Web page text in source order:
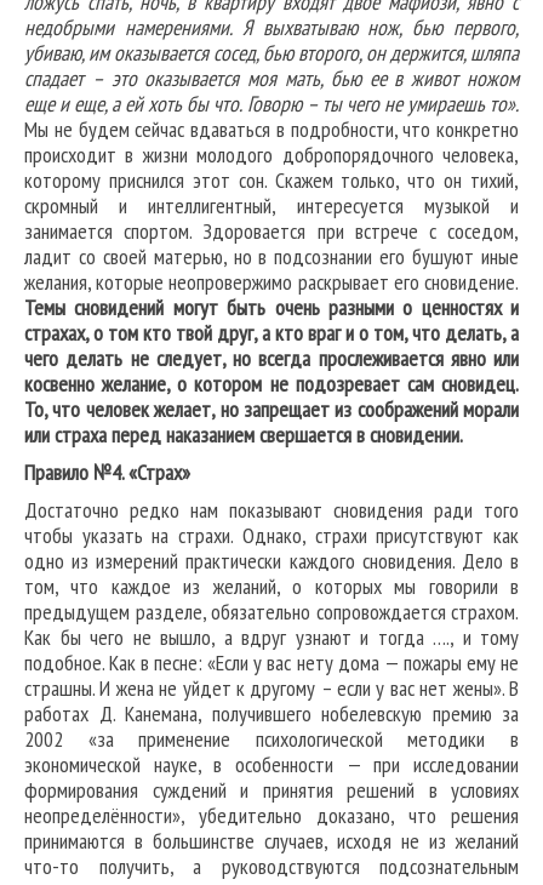
недобрыми намерениями. Я выхватываю нож, бью первого,
убиваю, им оказывается сосед, бью второго, он держится, шляпа
спадает – это оказывается моя мать, бью ее в живот ножом
еще и еще, а ей хоть бы что. Говорю – ты чего не умираешь то».
Мы не будем сейчас вдаваться в подробности, что конкретно
происходит в жизни молодого добропорядочного человека,
которому приснился этот сон. Скажем только, что он тихий,
скромный и интеллигентный, интересуется музыкой и
занимается спортом. Здоровается при встрече с соседом,
ладит со своей матерью, но в подсознании его бушуют иные
желания, которые неопровержимо раскрывает его сновидение.
Темы сновидений могут быть очень разными о ценностях и
страхах, о том кто твой друг, а кто враг и о том, что делать, а
чего делать не следует, но всегда прослеживается явно или
косвенно желание, о котором не подозревает сам сновидец.
То, что человек желает, но запрещает из соображений морали
или страха перед наказанием свершается в сновидении.
Правило №4. «Страх»
Достаточно редко нам показывают сновидения ради того
чтобы указать на страхи. Однако, страхи присутствуют как
одно из измерений практически каждого сновидения. Дело в
том, что каждое из желаний, о которых мы говорили в
предыдущем разделе, обязательно сопровождается страхом.
Как бы чего не вышло, а вдруг узнают и тогда …., и тому
подобное. Как в песне: «Если у вас нету дома — пожары ему не
страшны. И жена не уйдет к другому – если у вас нет жены». В
работах Д. Канемана, получившего нобелевскую премию за
2002 «за применение психологической методики в
экономической науке, в особенности — при исследовании
формирования суждений и принятия решений в условиях
неопределённости», убедительно доказано, что решения
принимаются в большинстве случаев, исходя не из желаний
что-то получить, а руководствуются подсознательным